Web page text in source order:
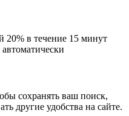
20% в течение 15 минут
сохранять ваш поиск,
другие удобства на сайте.